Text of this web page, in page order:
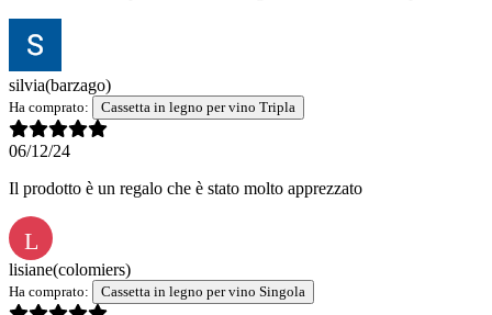
silvia(barzago)
Ha comprato: Cassetta in legno per vino Tripla
06/12/24
Il prodotto è un regalo che è stato molto apprezzato
L
lisiane(colomiers)
Ha comprato: Cassetta in legno per vino Singola